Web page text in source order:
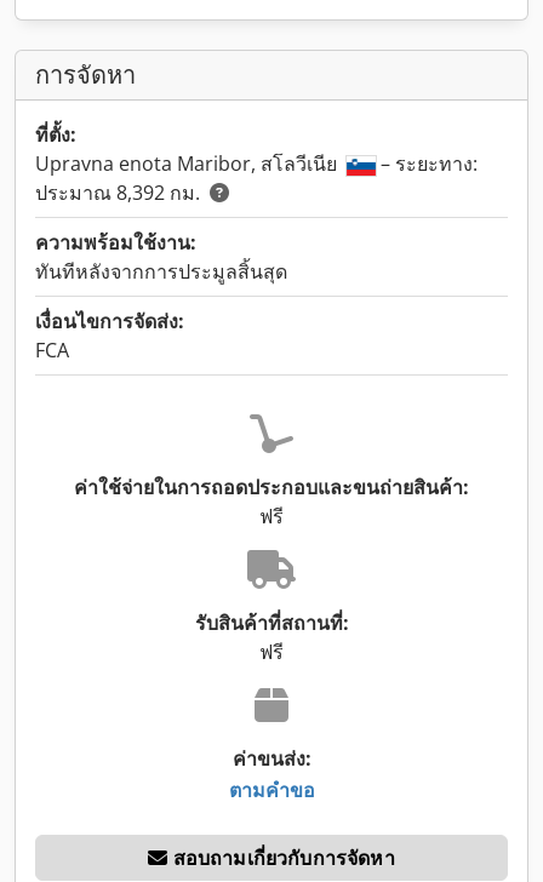
การจัดหา
ที่ตั้ง:
Upravna enota Maribor, สโลวีเนีย
– ระยะทาง:
ประมาณ 8,392 กม.
ความพร้อมใช้งาน:
ทันทีหลังจากการประมูลสิ้นสุด
เงื่อนไขการจัดส่ง:
FCA
ค่าใช้จ่ายในการถอดประกอบและขนถ่ายสินค้า:
ฟรี
รับสินค้าที่สถานที่:
ฟรี
ค่าขนส่ง:
ตามคำขอ
สอบถามเกี่ยวกับการจัดหา